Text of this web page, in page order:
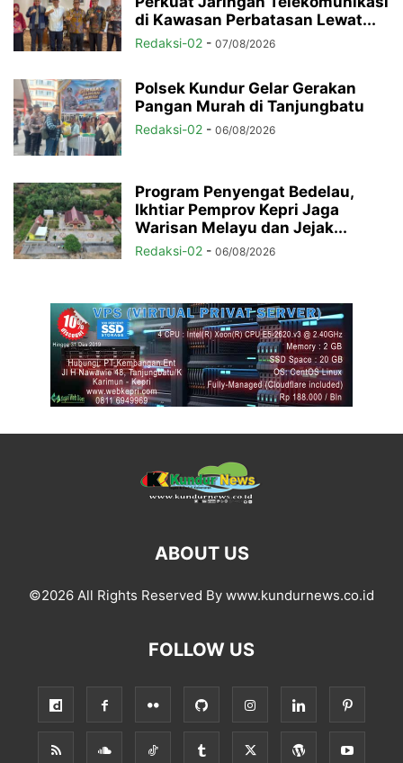
di Kawasan Perbatasan Lewat...
Redaksi-02 - 07/08/2026
Polsek Kundur Gelar Gerakan
Pangan Murah di Tanjungbatu
Redaksi-02 - 06/08/2026
Program Penyengat Bedelau,
Ikhtiar Pemprov Kepri Jaga
Warisan Melayu dan Jejak...
Redaksi-02 - 06/08/2026
ABOUT US
©2026 All Rights Reserved By www.kundurnews.co.id
FOLLOW US